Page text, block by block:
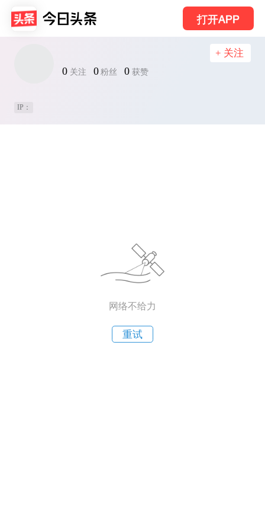
打开APP
0 关注 0 粉丝 0 获赞
+ 关注
IP：
网络不给力
重试